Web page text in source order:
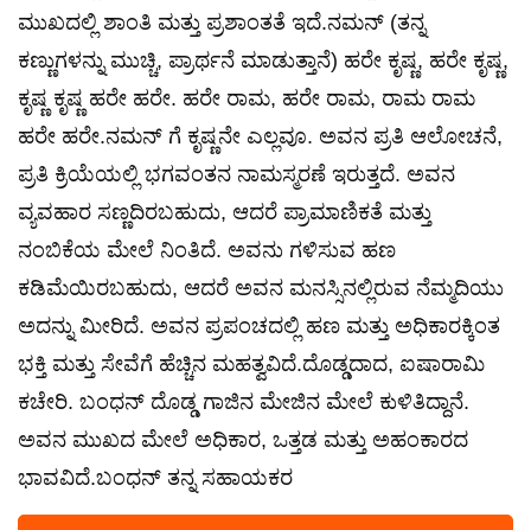
ಮುಖದಲ್ಲಿ ಶಾಂತಿ ಮತ್ತು ಪ್ರಶಾಂತತೆ ಇದೆ.​ನಮನ್ (ತನ್ನ
ಕಣ್ಣುಗಳನ್ನು ಮುಚ್ಚಿ, ಪ್ರಾರ್ಥನೆ ಮಾಡುತ್ತಾನೆ) ಹರೇ ಕೃಷ್ಣ, ಹರೇ ಕೃಷ್ಣ,
ಕೃಷ್ಣ ಕೃಷ್ಣ ಹರೇ ಹರೇ. ಹರೇ ರಾಮ, ಹರೇ ರಾಮ, ರಾಮ ರಾಮ
ಹರೇ ಹರೇ.ನಮನ್ ಗೆ ಕೃಷ್ಣನೇ ಎಲ್ಲವೂ. ಅವನ ಪ್ರತಿ ಆಲೋಚನೆ,
ಪ್ರತಿ ಕ್ರಿಯೆಯಲ್ಲಿ ಭಗವಂತನ ನಾಮಸ್ಮರಣೆ ಇರುತ್ತದೆ. ಅವನ
ವ್ಯವಹಾರ ಸಣ್ಣದಿರಬಹುದು, ಆದರೆ ಪ್ರಾಮಾಣಿಕತೆ ಮತ್ತು
ನಂಬಿಕೆಯ ಮೇಲೆ ನಿಂತಿದೆ. ಅವನು ಗಳಿಸುವ ಹಣ
ಕಡಿಮೆಯಿರಬಹುದು, ಆದರೆ ಅವನ ಮನಸ್ಸಿನಲ್ಲಿರುವ ನೆಮ್ಮದಿಯು
ಅದನ್ನು ಮೀರಿದೆ. ಅವನ ಪ್ರಪಂಚದಲ್ಲಿ ಹಣ ಮತ್ತು ಅಧಿಕಾರಕ್ಕಿಂತ
ಭಕ್ತಿ ಮತ್ತು ಸೇವೆಗೆ ಹೆಚ್ಚಿನ ಮಹತ್ವವಿದೆ.​ದೊಡ್ಡದಾದ, ಐಷಾರಾಮಿ
ಕಚೇರಿ. ಬಂಧನ್ ದೊಡ್ಡ ಗಾಜಿನ ಮೇಜಿನ ಮೇಲೆ ಕುಳಿತಿದ್ದಾನೆ.
ಅವನ ಮುಖದ ಮೇಲೆ ಅಧಿಕಾರ, ಒತ್ತಡ ಮತ್ತು ಅಹಂಕಾರದ
ಭಾವವಿದೆ.​ಬಂಧನ್ ತನ್ನ ಸಹಾಯಕರ